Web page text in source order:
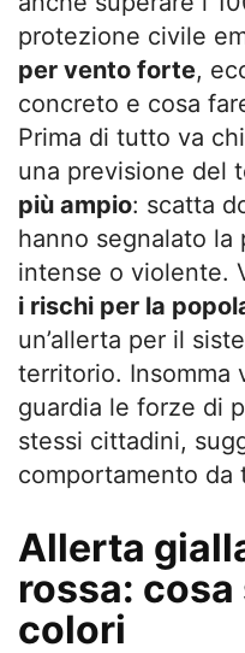
protezione civile
per vento forte,
concreto e cosa
Prima di tutto va
una previsione del
più ampio: scatta
hanno segnalato
intense o violente.
i rischi per la
un’allerta per il
territorio. Insomma
guardia le forze di
stessi cittadini,
comportamento da
Allerta
rossa:
colori